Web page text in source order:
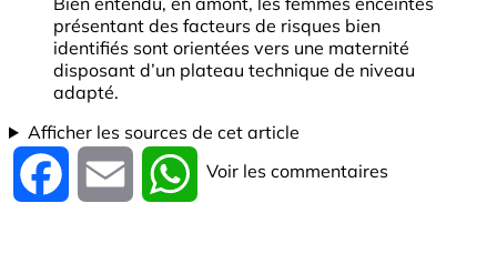
présentant des facteurs de risques bien
identifiés sont orientées vers une maternité
disposant d’un plateau technique de niveau
adapté.
Afficher les sources de cet article
Facebook Email WhatsApp
Voir les commentaires